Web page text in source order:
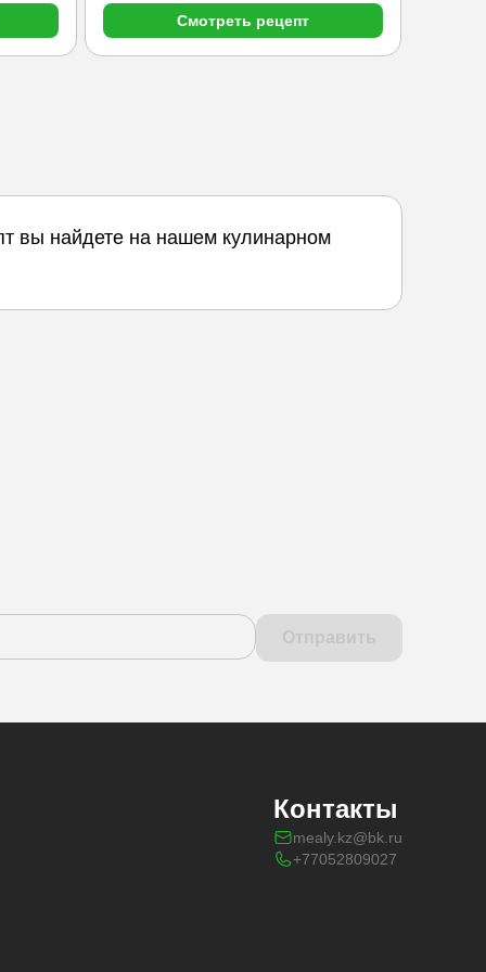
Смотреть рецепт
вы найдете на нашем кулинарном
Контакты
mealy.kz@bk.ru
+77052809027